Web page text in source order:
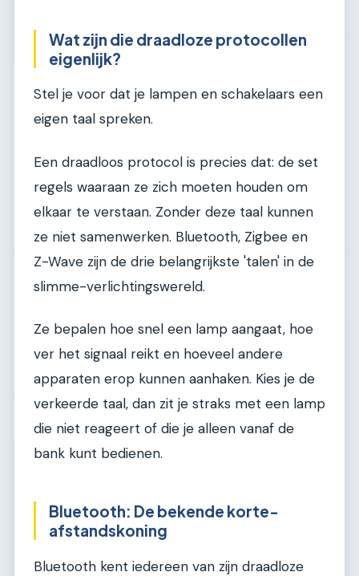
Wat zijn die draadloze protocollen
eigenlijk?
Stel je voor dat je lampen en schakelaars een
eigen taal spreken.
Een draadloos protocol is precies dat: de set
regels waaraan ze zich moeten houden om
elkaar te verstaan. Zonder deze taal kunnen
ze niet samenwerken. Bluetooth, Zigbee en
Z-Wave zijn de drie belangrijkste 'talen' in de
slimme-verlichtingswereld.
Ze bepalen hoe snel een lamp aangaat, hoe
ver het signaal reikt en hoeveel andere
apparaten erop kunnen aanhaken. Kies je de
verkeerde taal, dan zit je straks met een lamp
die niet reageert of die je alleen vanaf de
bank kunt bedienen.
Bluetooth: De bekende korte-
afstandskoning
Bluetooth kent iedereen van zijn draadloze